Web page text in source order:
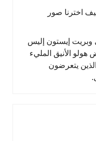
اخترنا صور
وبريت إيستون إليس
الأنيق المليء
يتعرضون